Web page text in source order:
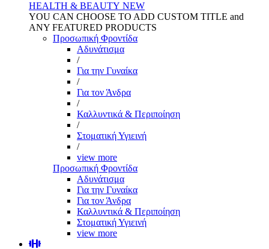
HEALTH & BEAUTY NEW
YOU CAN CHOOSE TO ADD CUSTOM TITLE and
ANY FEATURED PRODUCTS
Προσωπική Φροντίδα
Αδυνάτισμα
/
Για την Γυναίκα
/
Για τον Άνδρα
/
Καλλυντικά & Περιποίηση
/
Στοματική Υγιεινή
/
view more
Προσωπική Φροντίδα
Αδυνάτισμα
Για την Γυναίκα
Για τον Άνδρα
Καλλυντικά & Περιποίηση
Στοματική Υγιεινή
view more